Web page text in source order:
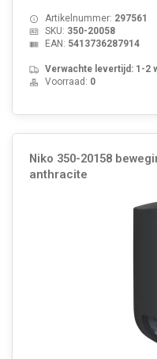
Artikelnummer: 297561
SKU: 350-20058
EAN: 5413736287914
Verwachte levertijd: 1-2
Voorraad: 0
Niko 350-20158
anthracite